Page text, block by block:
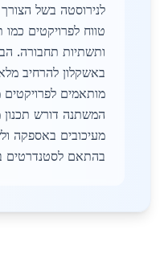
לנירוסטה בשל
טווח לפרויקטים
ותשתיות תחבורה.
באשקלון להרחיב
מותאמים
המשתנה דורש תכנון
מעיכובים באספקה
בהתאם לסטנדרטים